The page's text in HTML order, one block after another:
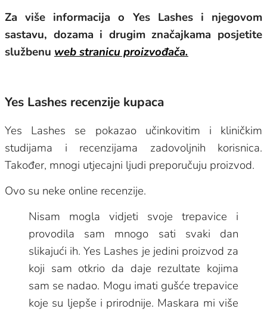
Za više informacija o Yes Lashes i njegovom
sastavu, dozama i drugim značajkama posjetite
službenu web stranicu proizvođača.
Yes Lashes recenzije kupaca
Yes Lashes se pokazao učinkovitim i kliničkim
studijama i recenzijama zadovoljnih korisnica.
Također, mnogi utjecajni ljudi preporučuju proizvod.
Ovo su neke online recenzije.
Nisam mogla vidjeti svoje trepavice i
provodila sam mnogo sati svaki dan
slikajući ih. Yes Lashes je jedini proizvod za
koji sam otkrio da daje rezultate kojima
sam se nadao. Mogu imati gušće trepavice
koje su ljepše i prirodnije. Maskara mi više